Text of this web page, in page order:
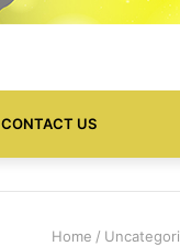
CONTACT US
/